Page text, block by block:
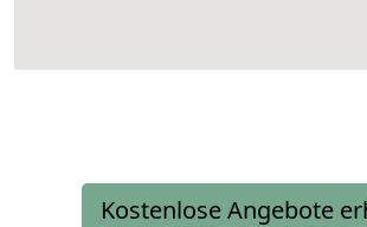
Kostenlose Angebote